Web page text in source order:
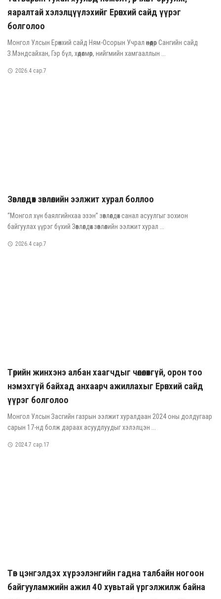
яаралтай хэлэлцүүлэхийг Ерөнхий сайд үүрэг
болголоо
Монгол Улсын Ерөнхий сайд Ням-Осорын Учрал өнөөдөр Сангийн сайд
З.Мэндсайхан, Гэр бүл, хөдөлмөр, нийгмийн хамгааллын ...
2026.4 сар.7
Зөвлөлдөх зөвлөлийн ээлжит хурал боллоо
“Монгол хүн баялгийнхаа эзэн” зөвлөлдөх санал асуулгыг зохион
байгуулах үүрэг бүхий Зөвлөлдөх зөвлөлийн ээлжит хурал ...
2026.4 сар.7
Төрийн жинхэнэ албан хаагчдыг чөлөөлөхгүй, орон тоо
нэмэхгүй байхад анхаарч ажиллахыг Ерөнхий сайд
үүрэг болголоо
Монгол Улсын Засгийн газрын ээлжит хуралдаан 2024 оны долдугаар
сарын 17-нд болж дараах асуудлуудыг хэлэлцэн ...
2024.7 сар.17
Төв цэнгэлдэх хүрээлэнгийн гадна талбайн ногоон
байгууламжийн ажил 40 хувьтай үргэлжилж байна